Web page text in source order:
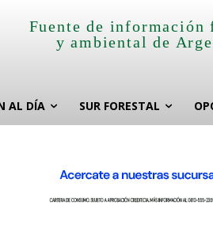
Fuente de
y ambiental de
AL DÍA SUR FORESTAL